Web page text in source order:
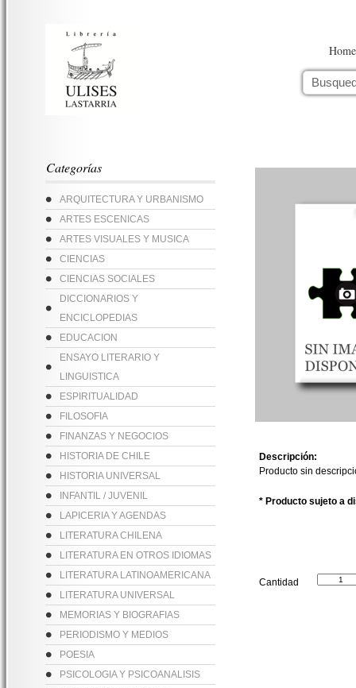
Home
Categorías
ARQUITECTURA Y URBANISMO
ARTES ESCENICAS
ARTES VISUALES Y MUSICA
CIENCIAS
CIENCIAS SOCIALES
DICCIONARIOS Y
ENCICLOPEDIAS
EDUCACION
ENSAYO LITERARIO Y
LINGUISTICA
ESPIRITUALIDAD
FILOSOFIA
FINANZAS Y NEGOCIOS
HISTORIA DE CHILE
HISTORIA UNIVERSAL
INFANTIL / JUVENIL
LAPICERIA Y AGENDAS
LITERATURA CHILENA
LITERATURA EN OTROS IDIOMAS
LITERATURA LATINOAMERICANA
LITERATURA UNIVERSAL
MEMORIAS Y BIOGRAFIAS
PERIODISMO Y MEDIOS
POESIA
PSICOLOGIA Y PSICOANALISIS
Descripción:
Producto sin
* Producto sujeto a
Cantidad